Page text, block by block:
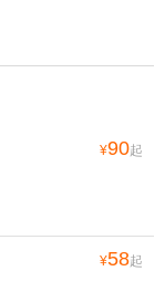
¥90起
¥58起